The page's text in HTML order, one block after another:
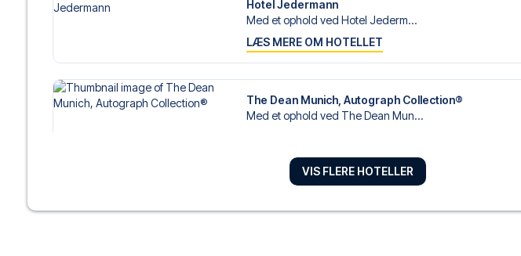
Hotel Jedermann
Med et ophold ved Hotel Jederm...
LÆS MERE OM HOTELLET
The Dean Munich, Autograph Collection®
Med et ophold ved The Dean Mun...
VIS FLERE HOTELLER